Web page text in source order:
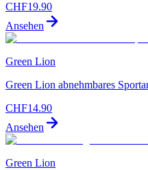
CHF19.90
Ansehen
Green Lion
Green Lion abnehmbares
CHF14.90
Ansehen
Green Lion